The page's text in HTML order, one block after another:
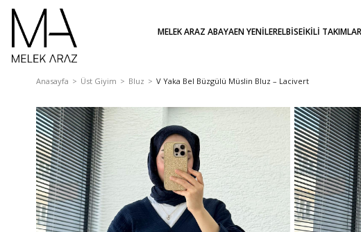
MELEK ARAZ ABAYAEN YENİLERELBİSEİKİLİ TAKIMLAR
Anasayfa Üst Giyim Bluz V Yaka Bel Büzgülü Müslin Bluz – Lacivert